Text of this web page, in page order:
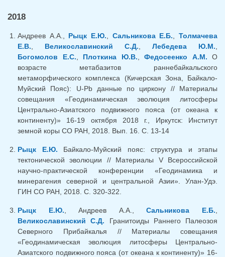
2018
Андреев А.А., Рыцк Е.Ю. Сальникова Е.Б. ,Толмачева
Е.В.
Великославинский С.Д. Лебедева Ю.М.
Богомолов Е.С.
Плоткина Ю.В. Федосеенко А.М. О
возрасте метабазитов раннебайкальского
метаморфического комплекса (Кичерская Зона, Байкало-
Муйский Пояс): U-Pb данные по циркону // Материалы
совещания «Геодинамическая эволюция литосферы
Центрально-Азиатского подвижного пояса (от океана к
континенту)» 16-19 октября 2018 г., Иркутск: Институт
земной коры СО РАН, 2018. Вып. 16. С. 13-14
Рыцк Е.Ю. Байкало-Муйский пояс: структура и этапы
тектонической эволюции // Материалы V Всероссийской
научно-практической конференции «Геодинамика и
минерагения северной и центральной Азии». Улан-Удэ.
ГИН СО РАН, 2018. С. 320-322.
Рыцк Е.Ю. , Андреев А.А.,Сальникова Е.Б.
Великославинский С.Д. Гранитоиды Раннего Палеозоя
Северного Прибайкалья // Материалы совещания
«Геодинамическая эволюция литосферы Центрально-
Азиатского подвижного пояса (от океана к континенту)» 16-